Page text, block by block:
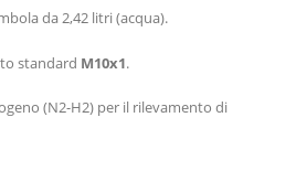
da 2,42 litri (acqua).
standard M10x1.
(N2-H2) per il rilevamento di